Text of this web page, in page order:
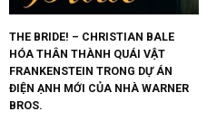
THE BRIDE! – CHRISTIAN BALE
HÓA THÂN THÀNH QUÁI VẬT
FRANKENSTEIN TRONG DỰ ÁN
ĐIỆN ẠNH MỚI CỦA NHÀ WARNER
BROS.